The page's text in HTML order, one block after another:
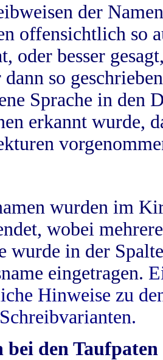
der
offensichtlich so
oder besser
dann so
Sprache in
erkannt wurde,
wurden im
wobei
wurde in der
eingetragen.
Hinweise zu
bei den Taufpaten